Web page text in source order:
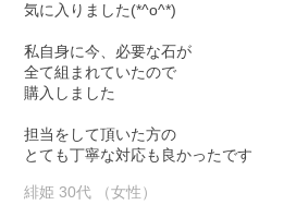
気に入りました(*^o^*)
私自身に今、必要な石が
全て組まれていたので
購入しました
担当をして頂いた方の
とても丁寧な対応も良かったです
緋姫 30代 （女性）